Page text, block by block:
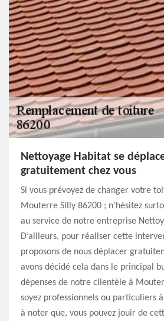
Nettoyage Habitat se
gratuitement chez vous
Si vous prévoyez de changer votre
Mouterre Silly 86200 ; n’hésitez
au service de notre entreprise
D’ailleurs, pour réaliser cette
proposons de nous déplacer
avons décidé cela dans le principal
dépenses de notre clientèle à
soyez professionnels ou particuliers
à noter que, vous pouvez jouir de